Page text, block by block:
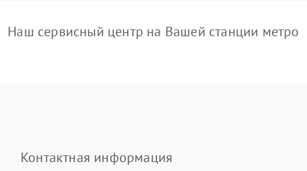
Наш сервисный центр на Вашей станции метро
Контактная информация